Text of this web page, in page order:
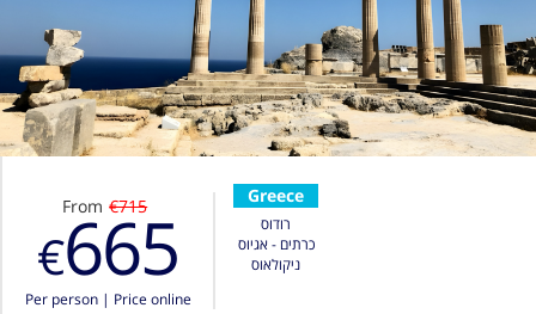
Greece
רודוס
כרתים - אגיוס
ניקולאוס
From €715
€665
Per person| Price online